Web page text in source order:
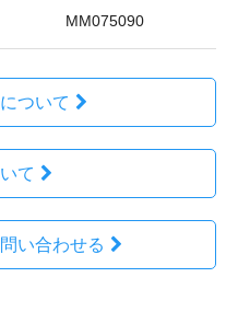
MM075090
ついて
て
い合わせる